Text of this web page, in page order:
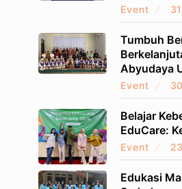
Event
Tumbuh
Abyudaya
Event
Belajar
EduCare:
Event
Edukasi